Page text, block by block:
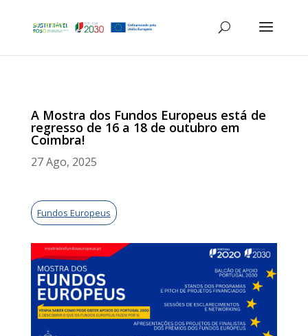
A Mostra dos Fundos Europeus está de
regresso de 16 a 18 de outubro em
Coimbra!
27 Ago, 2025
Fundos Europeus